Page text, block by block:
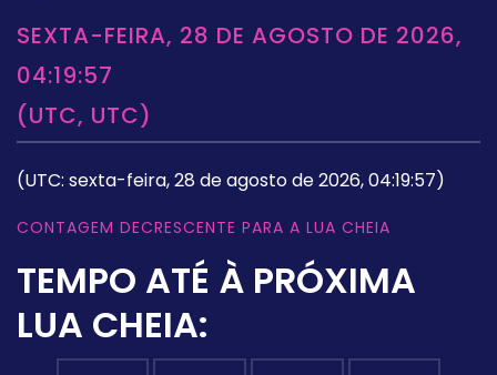
SEXTA-FEIRA, 28 DE AGOSTO DE 2026,
04:19:57
(UTC, UTC)
(UTC: sexta-feira, 28 de agosto de 2026, 04:19:57)
CONTAGEM DECRESCENTE PARA A LUA CHEIA
TEMPO ATÉ À PRÓXIMA
LUA CHEIA: